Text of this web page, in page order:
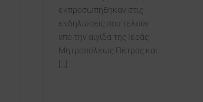
εκπροσωπήθηκαν στις
εκδηλώσεις που τελούν
υπό την αιγίδα της Ιεράς
Μητροπόλεως Πέτρας και
[...]